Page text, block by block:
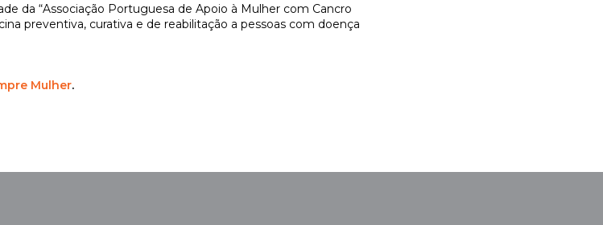
da “Associação Portuguesa de Apoio à Mulher com Cancro
preventiva, curativa e de reabilitação a pessoas com doença
Mulher.